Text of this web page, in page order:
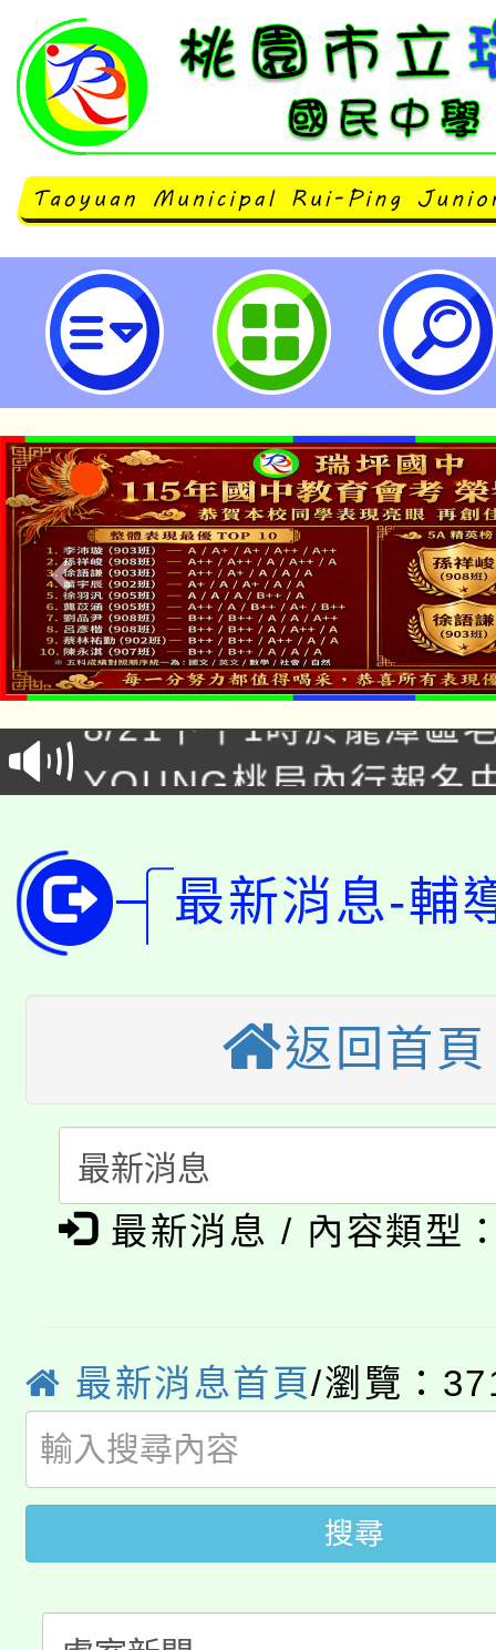
社團法人中華民國應用商業管理協
營-2025夏令營報名開始!檢附活動
園市立瑞坪國民中學
「本色祭」8/29、30在
8/21下午1時於龍潭區
徵才活動。
YOUNG桃局內行報名
開!
115年桃園市運動會8/
田徑場及游泳池舉行。
桃園市低收入戶享有免
視費優惠，中低收入戶
半價優惠，詳情可洽有
者。
大園自造教育及科技中
份教師增能研習
大溪自造教育及科技
份教師研習
淨零綠生活教案入校路
會
115年食農教育專業人
程
「本色祭」8/29、30在
局官網。
8月14至27日，桃園電
開!
115年桃園市運動會8/
田徑場及游泳池舉行。
桃園市低收入戶享有免
視費優惠，中低收入戶
半價優惠，詳情可洽有
大園自造教育及科技
份教師增能研習
最新消息-輔
返回首頁
最新消息 / 內容類型
最新消息首頁/瀏覽：
搜尋